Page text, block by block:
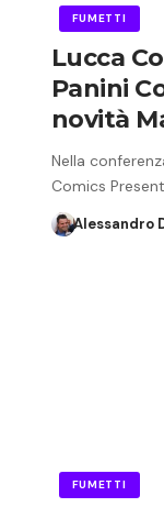
FUMETTI
Lucca
Panini
novità
Nella
Comics
Alessandro
FUMETTI